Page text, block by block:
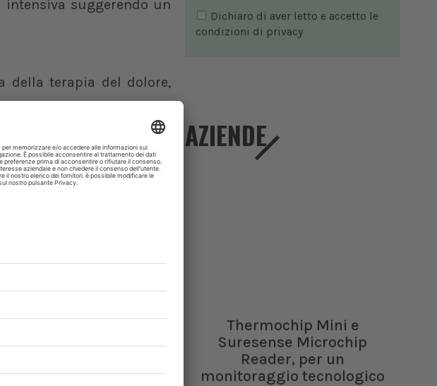
suggerendo un
della terapia del dolore,
teoria degli ioni forti
fluidi di cristalloidi e
e perfusione
polmonare
disfunzione d’organo
fabbisogni
trauma cranico, crisi
Dichiaro di aver letto e accetto le
condizioni di privacy
AZIENDE
Thermochip Mini e
Suresense Microchip
Reader, per un
monitoraggio tecnologico